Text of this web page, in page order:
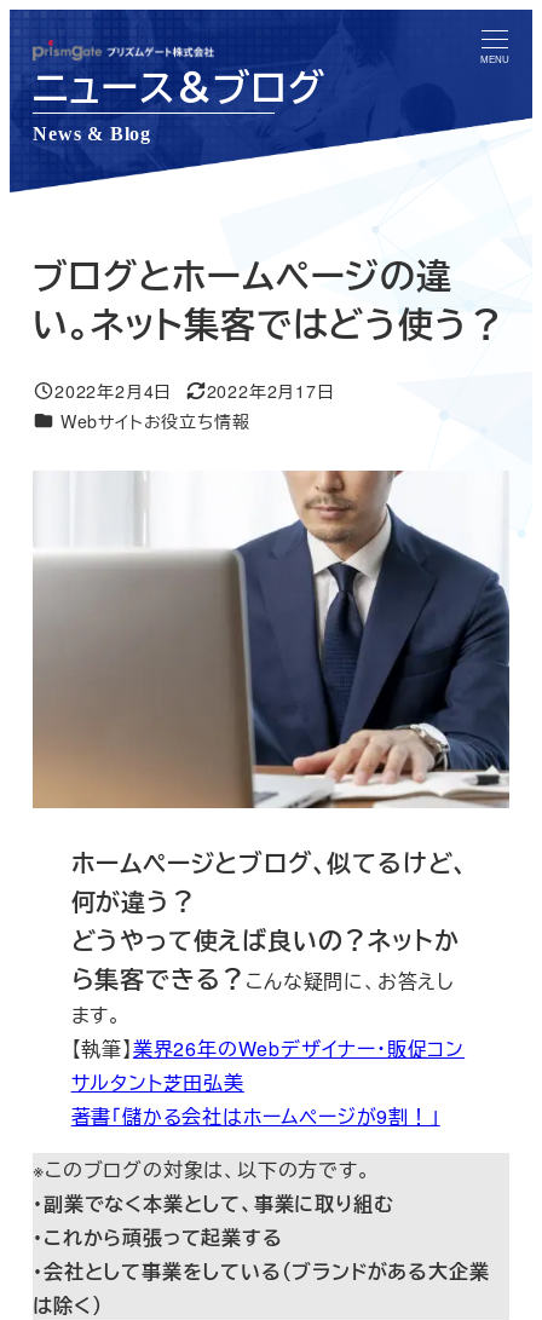
ン
コ
テ
MENU
ニュース＆ブログ
News & Blog
ブログとホームページの違
い。ネット集客ではどう使う？
投稿日
2022年2月4日
更新日
2022年2月17日
ニュース＆ブログカテゴリー
Webサイトお役立ち情報
ホームページとブログ、似てるけど、
何が違う？
どうやって使えば良いの？ネットか
ら集客できる ？ こんな疑問に、お答えし
ます。
【執筆】業界26年のWebデザイナー・販促コン
サルタント芝田弘美
著書「儲かる会社はホームページが9割！」
※このブログの対象は、以下の方です。
・副業でなく本業として、事業に取り組む
・これから頑張って起業する
・会社として事業をしている（ブランドがある大企業
は除く）